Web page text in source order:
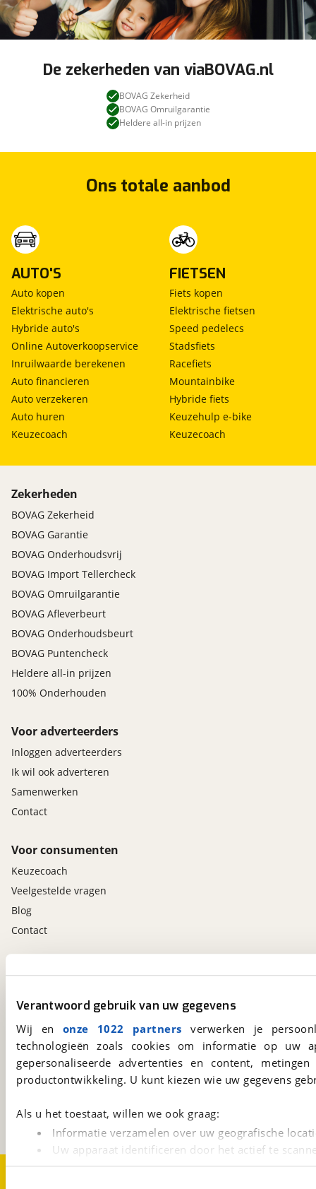
Verantwoord gebruik van uw gegevens
Wij en onze 1022 partners verwerken je
technologieën zoals cookies om informatie op
gepersonaliseerde advertenties en content,
productontwikkeling. U kunt kiezen wie uw gegevens
Als u het toestaat, willen we ook graag:
Informatie verzamelen over uw geografische
Uw apparaat identificeren door het actief te
Lees meer over hoe uw persoonlijke gegevens worden
De zekerheden van viaBOVAG.nl
BOVAG Zekerheid
BOVAG Omruilgarantie
Heldere all-in prijzen
Ons totale aanbod
AUTO'S
Auto kopen
Elektrische auto's
Hybride auto's
Online Autoverkoopservice
Inruilwaarde berekenen
Auto financieren
Auto verzekeren
Auto huren
Keuzecoach
FIETSEN
Fiets kopen
Elektrische fietsen
Speed pedelecs
Stadsfiets
Racefiets
Mountainbike
Hybride fiets
Keuzehulp e-bike
Keuzecoach
Zekerheden
BOVAG Zekerheid
BOVAG Garantie
BOVAG Onderhoudsvrij
BOVAG Import Tellercheck
BOVAG Omruilgarantie
BOVAG Afleverbeurt
BOVAG Onderhoudsbeurt
BOVAG Puntencheck
Heldere all-in prijzen
100% Onderhouden
Voor adverteerders
Inloggen adverteerders
Ik wil ook adverteren
Samenwerken
Contact
Voor consumenten
Keuzecoach
Veelgestelde vragen
Blog
Contact
viaBOVAG.nl
Kosterijland 15
Een initiatief van
viaBOVAG.nl app
Download 'm nu.
Over viaBOVAG.nlDisclaimer- en Privacyverklaring